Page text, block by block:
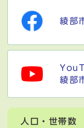
綾部
綾部
人口・世帯数